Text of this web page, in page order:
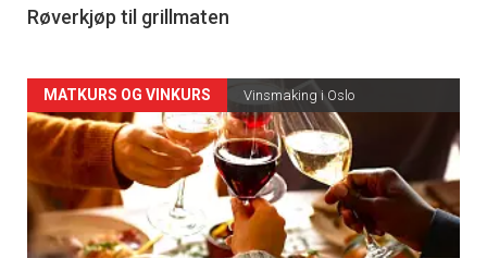
4
Røverkjøp til grillmaten
Forsiden
akkurat
nå
-
MATKURS OG VINKURS Vinsmaking i Oslo